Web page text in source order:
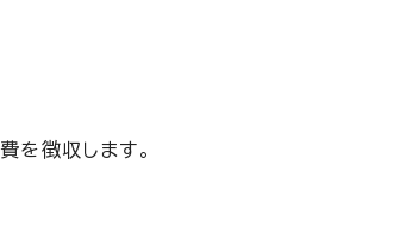
を徴収します。